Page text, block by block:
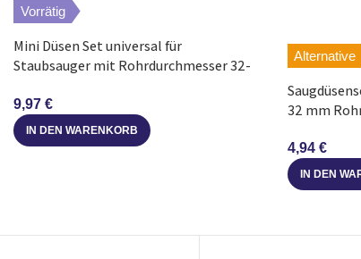
Vorrätig
Mini Düsen Set universal für
Staubsauger mit Rohrdurchmesser 32-
9,97 €
IN DEN WARENKORB
Alternative
32 mm
4,94 €
IN DEN